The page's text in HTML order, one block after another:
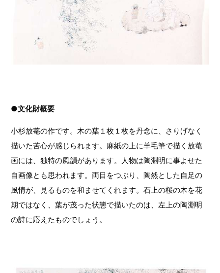
●文化財概要
小杉放菴の作です。木の葉１枚１枚を丹念に、さりげなく
描いた苦心が感じられます。麻紙の上に羊毛筆で描く放菴
画には、独特の風韻があります。人物は陶淵明に事よせた
自画像とも思われます。両目をつぶり、陶然とした自足の
風情が、見るものを和ませてくれます。石上の桜の木を花
期ではなく、葉が茂った状態で描いたのは、左上の陶淵明
の詩に応えたものでしょう。